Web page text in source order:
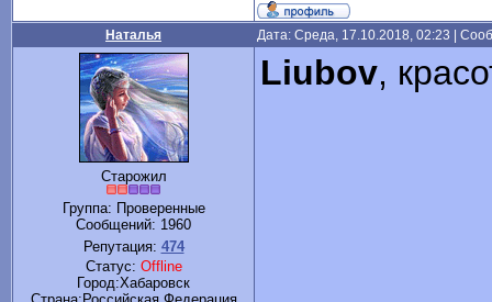
Наталья Дата: Среда, 17.10.2018, 02:23 |
Старожил
Группа: Проверенные
Сообщений: 1960
Репутация: 474
Статус: Offline
Город:Хабаровск
Liubov,